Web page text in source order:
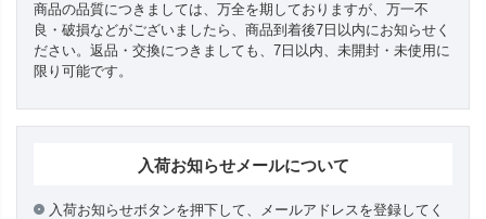
商品の品質につきましては、万全を期しておりますが、万一不
良・破損などがございましたら、商品到着後7日以内にお知らせく
ださい。返品・交換につきましても、7日以内、未開封・未使用に
限り可能です。
入荷お知らせメールについて
入荷お知らせボタンを押下して、メールアドレスを登録してく